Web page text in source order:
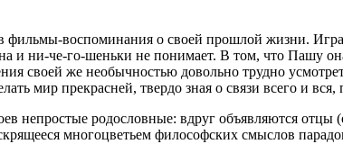
воспоминания о своей прошлой жизни.
и ни-че-го-шеньки не понимает. В том, что Пашу
своей же необычностью довольно трудно
мир прекрасней, твердо зная о связи всего и
непростые родословные: вдруг объявляются
многоцветьем философских смыслов